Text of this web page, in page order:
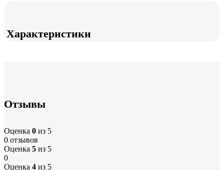
Характеристики
Отзывы
Оценка 0 из 5
0 отзывов
Оценка 5 из 5
0
Оценка 4 из 5